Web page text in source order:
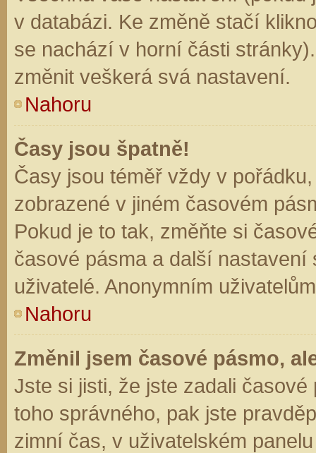
v databázi. Ke změně stačí
se nachází v horní části
změnit veškerá svá nastavení.
Nahoru
Časy jsou špatně!
Časy jsou téměř vždy v
zobrazené v jiném časovém
Pokud je to tak, změňte si
časové pásma a další
uživatelé. Anonymním
Nahoru
Změnil jsem časové pásmo,
Jste si jisti, že jste zadali
toho správného, pak jste
zimní čas, v uživatelském